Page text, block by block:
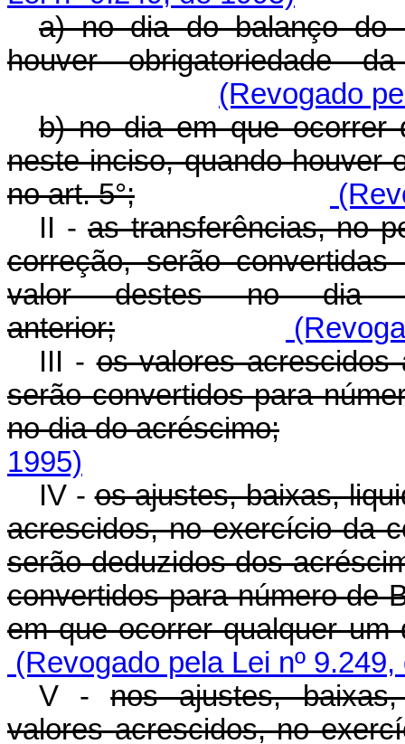
a) no dia do balanço do
houver obrigatoriedade
(Revogado
b) no dia em que ocorrer
neste inciso, quando houver
no art. 5°;
II -as transferências, no
correção, serão
valor destes no dia
anterior;
III -os valores
serão convertidos para
no dia do acréscimo;
1995)
IV -os ajustes, baixas,
acrescidos, no exercício da
serão deduzidos dos
convertidos para número de
em que ocorrer qualquer um
(Revogado pela Lei nº
V -nos ajustes,
valores acrescidos, no